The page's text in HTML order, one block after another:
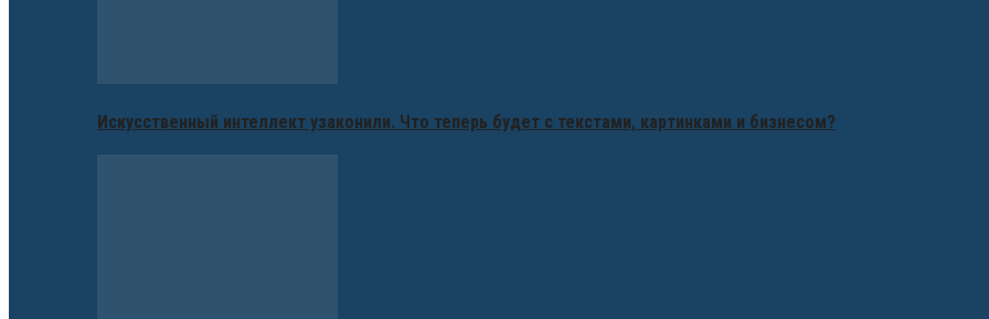
Искусственный интеллект узаконили. Что теперь будет с текстами, картинками и бизнесом?